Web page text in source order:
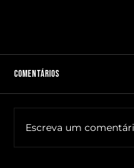
Comentários
Escreva um